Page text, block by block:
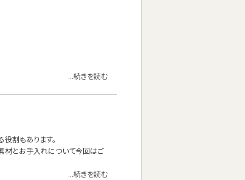
...続きを読む
割もあります。
材とお手入れについて今回はご
...続きを読む